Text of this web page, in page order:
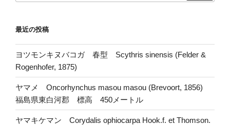
最近の投稿
ヨツモンキヌバコガ 春型 Scythris sinensis (Felder &
Rogenhofer, 1875)
ヤマメ Oncorhynchus masou masou (Brevoort, 1856)
福島県東白河郡 標高 450メートル
ヤマキケマン Corydalis ophiocarpa Hook.f. et Thomson.